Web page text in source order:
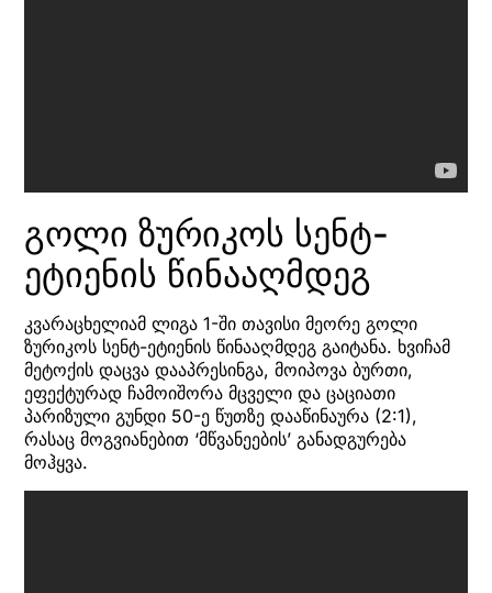
გოლი ზურიკოს სენტ-
ეტიენის წინააღმდეგ
კვარაცხელიამ ლიგა 1-ში თავისი მეორე გოლი
ზურიკოს სენტ-ეტიენის წინააღმდეგ გაიტანა. ხვიჩამ
მეტოქის დაცვა დააპრესინგა, მოიპოვა ბურთი,
ეფექტურად ჩამოიშორა მცველი და ცაციათი
პარიზული გუნდი 50-ე წუთზე დააწინაურა (2:1),
რასაც მოგვიანებით ‘მწვანეების’ განადგურება
მოჰყვა.